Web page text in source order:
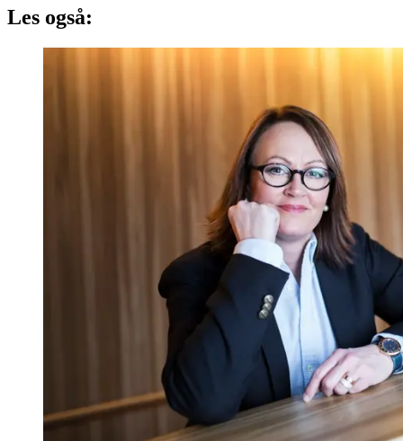
Les også: